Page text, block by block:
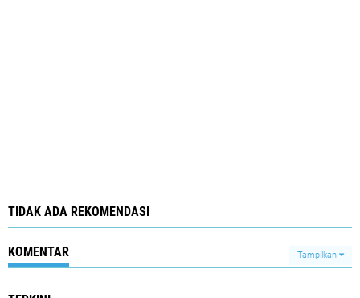
TIDAK ADA REKOMENDASI
KOMENTAR Tampilkan